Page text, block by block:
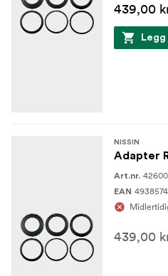
439,00
Legg
NISSIN
Adapter
Art.nr.
EAN
439,00